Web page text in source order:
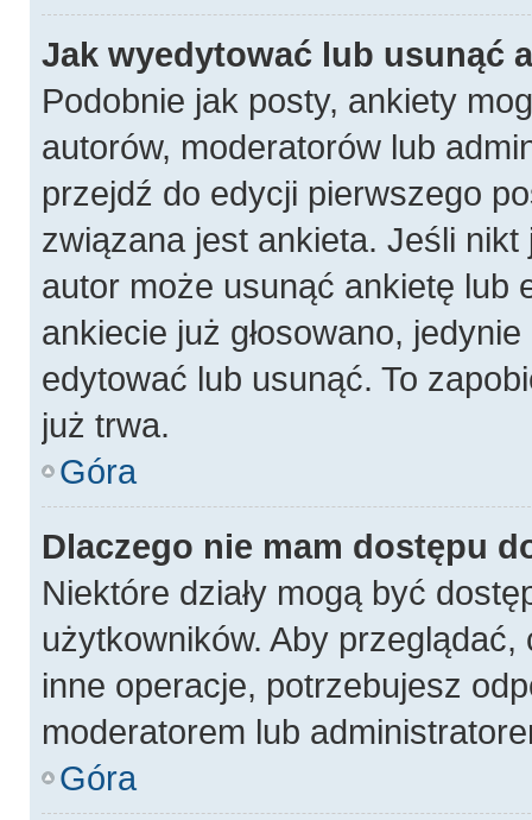
Jak wyedytować lub usunąć
Podobnie jak posty, ankiety
autorów, moderatorów lub
przejdź do edycji pierwszego
związana jest ankieta. Jeśli nikt
autor może usunąć ankietę lub
ankiecie już głosowano,
edytować lub usunąć. To
już trwa.
Góra
Dlaczego nie mam dostępu
Niektóre działy mogą być
użytkowników. Aby
inne operacje, potrzebujesz
moderatorem lub
Góra